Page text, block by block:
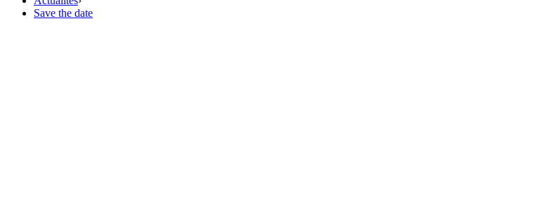
Save the date